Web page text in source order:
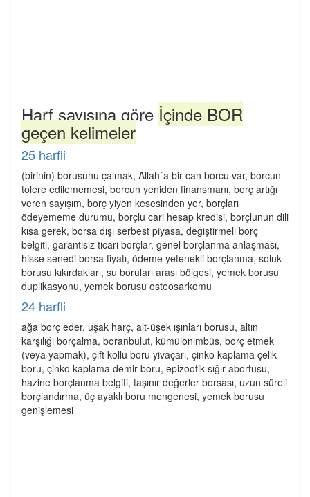
Harf sayısına göre İçinde BOR
geçen kelimeler
25 harfli
(birinin) borusunu çalmak, Allah´a bir can borcu var, borcun
tolere edilememesi, borcun yeniden finansmanı, borç artığı
veren sayışım, borç yiyen kesesinden yer, borçları
ödeyememe durumu, borçlu cari hesap kredisi, borçlunun dili
kısa gerek, borsa dışı serbest piyasa, değiştirmeli borç
belgiti, garantisiz ticari borçlar, genel borçlanma anlaşması,
hisse senedi borsa fiyatı, ödeme yetenekli borçlanma, soluk
borusu kıkırdakları, su boruları arası bölgesi, yemek borusu
duplikasyonu, yemek borusu osteosarkomu
24 harfli
ağa borç eder, uşak harç, alt-üşek ışınları borusu, altın
karşılığı borçalma, boranbulut, kümülonimbüs, borç etmek
(veya yapmak), çift kollu boru yivaçarı, çinko kaplama çelik
boru, çinko kaplama demir boru, epizootik sığır abortusu,
hazine borçlanma belgiti, taşınır değerler borsası, uzun süreli
borçlandırma, üç ayaklı boru mengenesi, yemek borusu
genişlemesi